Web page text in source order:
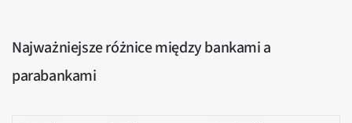
Najważniejsze różnice między bankami a
parabankami